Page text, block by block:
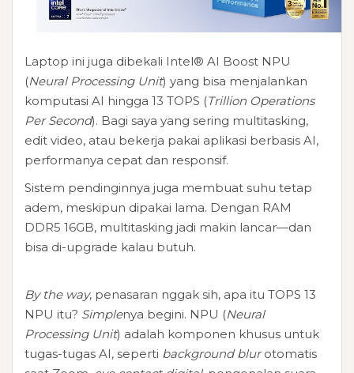
Laptop ini juga dibekali Intel® AI Boost NPU
(Neural Processing Unit) yang bisa menjalankan
komputasi AI hingga 13 TOPS (Trillion Operations
Per Second). Bagi saya yang sering multitasking,
edit video, atau bekerja pakai aplikasi berbasis AI,
performanya cepat dan responsif.
Sistem pendinginnya juga membuat suhu tetap
adem, meskipun dipakai lama. Dengan RAM
DDR5 16GB, multitasking jadi makin lancar—dan
bisa di-upgrade kalau butuh.
By the way, penasaran nggak sih, apa itu TOPS 13
NPU itu? Simplenya begini. NPU (Neural
Processing Unit) adalah komponen khusus untuk
tugas-tugas AI, seperti background blurotomatis